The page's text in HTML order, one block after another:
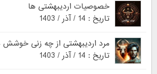
خصوصیات اردیبهشتی ها
تاریخ : 14 / آذر / 1403
مرد اردیبهشتی از چه زنی خوشش
تاریخ : 14 / آذر / 1403